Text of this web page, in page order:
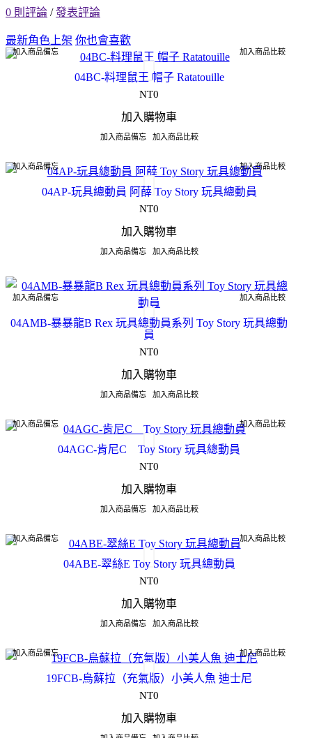
0 則評論 /發表評論
最新角色上架 你也會喜歡
加入商品備忘 加入商品比較
04BC-料理鼠王 帽子 Ratatouille
NT0
加入購物車
加入商品備忘 加入商品比較
加入商品備忘 加入商品比較
04AP-玩具總動員 阿薛 Toy Story 玩具總動員
NT0
加入購物車
加入商品備忘 加入商品比較
加入商品備忘 加入商品比較
04AMB-暴暴龍B Rex 玩具總動員系列 Toy Story 玩具總動
員
NT0
加入購物車
加入商品備忘 加入商品比較
加入商品備忘 加入商品比較
04AGC-肯尼C Toy Story 玩具總動員
NT0
加入購物車
加入商品備忘 加入商品比較
加入商品備忘 加入商品比較
04ABE-翠絲E Toy Story 玩具總動員
NT0
加入購物車
加入商品備忘 加入商品比較
加入商品備忘 加入商品比較
19FCB-烏蘇拉（充氣版）小美人魚 迪士尼
NT0
加入購物車